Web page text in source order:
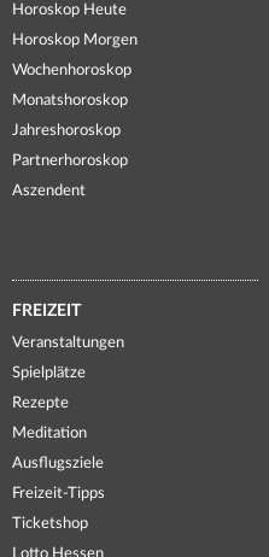
Horoskop Heute
Horoskop Morgen
Wochenhoroskop
Monatshoroskop
Jahreshoroskop
Partnerhoroskop
Aszendent
FREIZEIT
Veranstaltungen
Spielplätze
Rezepte
Meditation
Ausflugsziele
Freizeit-Tipps
Ticketshop
Lotto Hessen